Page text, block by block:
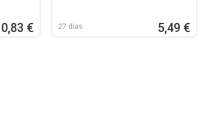
0,83 € 27 dias 5,49 €